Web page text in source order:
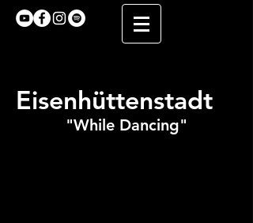
Eisenhüttenstadt
"While Dancing"